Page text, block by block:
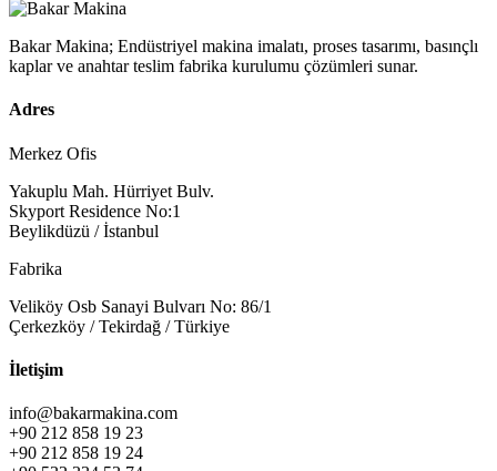
Bakar Makina; Endüstriyel makina imalatı, proses tasarımı, basınçlı
kaplar ve anahtar teslim fabrika kurulumu çözümleri sunar.
Adres
Merkez Ofis
Yakuplu Mah. Hürriyet Bulv.
Skyport Residence No:1
Beylikdüzü / İstanbul
Fabrika
Veliköy Osb Sanayi Bulvarı No: 86/1
Çerkezköy / Tekirdağ / Türkiye
İletişim
info@bakarmakina.com
+90 212 858 19 23
+90 212 858 19 24